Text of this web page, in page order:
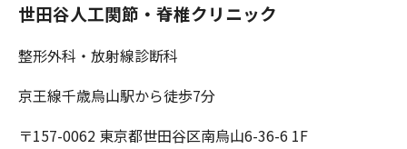
世田谷人工関節・脊椎クリニック
整形外科・放射線診断科
京王線千歳烏山駅から徒歩7分
〒157-0062 東京都世田谷区南烏山6-36-6 1F